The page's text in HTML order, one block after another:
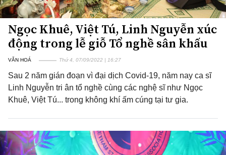
Ngọc Khuê, Việt Tú, Linh Nguyễn xúc
động trong lễ giỗ Tổ nghề sân khấu
VĂN HOÁ Thứ 4, 07/09/2022 | 16:27
Sau 2 năm gián đoạn vì đại dịch Covid-19, năm nay ca sĩ
Linh Nguyễn tri ân tổ nghề cùng các nghệ sĩ như Ngọc
Khuê, Việt Tú... trong không khí ấm cúng tại tư gia.